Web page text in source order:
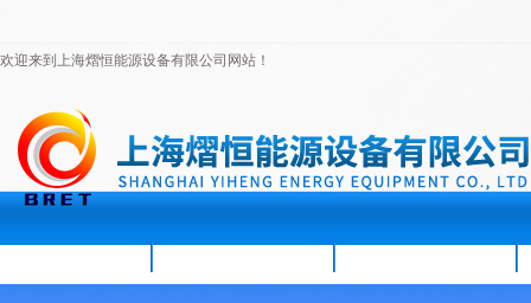
欢迎来到上海熠恒能源设备有限公司网站！